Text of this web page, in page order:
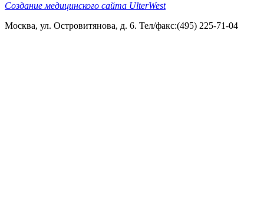
Создание медицинского сайта UlterWest
Москва, ул. Островитянова, д. 6. Тел/факс:(495) 225-71-04